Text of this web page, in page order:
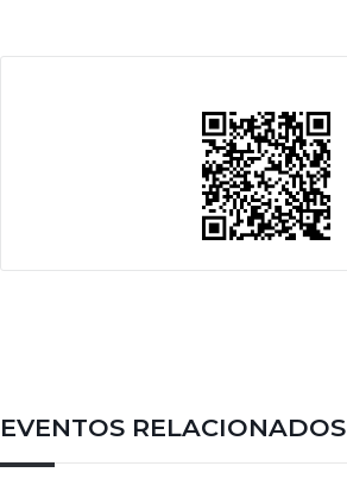
EVENTOS RELACIONADOS